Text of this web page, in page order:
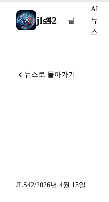
jls42
홈 글
AI
뉴
스
뉴스로 돌아가기
JLS42/2026년 4월 15일